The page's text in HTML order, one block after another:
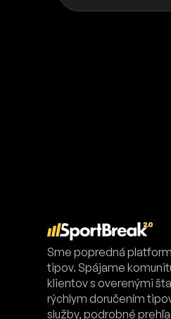
Sme popredná
tipov. Spájame
klientov s overenými
rýchlym doručením
služby, podrobné